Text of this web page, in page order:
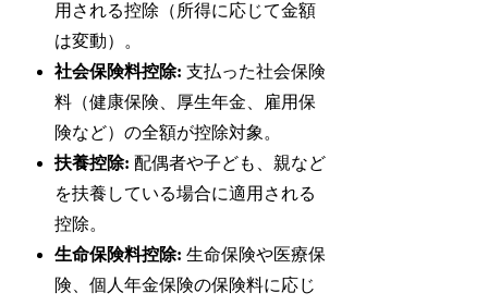
用される控除（所得に応じて金額
は変動）。
社会保険料控除: 支払った社会保険
料（健康保険、厚生年金、雇用保
険など）の全額が控除対象。
扶養控除: 配偶者や子ども、親など
を扶養している場合に適用される
控除。
生命保険料控除: 生命保険や医療保
険、個人年金保険の保険料に応じ